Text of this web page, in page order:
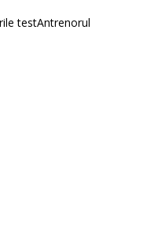
testAntrenorul